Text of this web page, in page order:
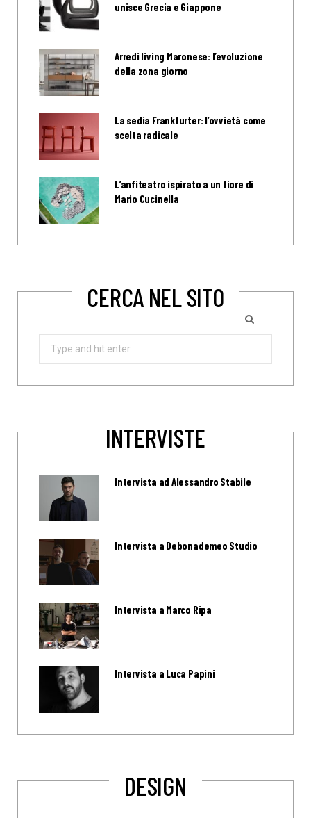
unisce Grecia e Giappone
Arredi living Maronese: l’evoluzione
della zona giorno
La sedia Frankfurter: l’ovvietà come
scelta radicale
L’anfiteatro ispirato a un fiore di
Mario Cucinella
CERCA NEL SITO
Search
INTERVISTE
Intervista ad Alessandro Stabile
Intervista a Debonademeo Studio
Intervista a Marco Ripa
Intervista a Luca Papini
DESIGN